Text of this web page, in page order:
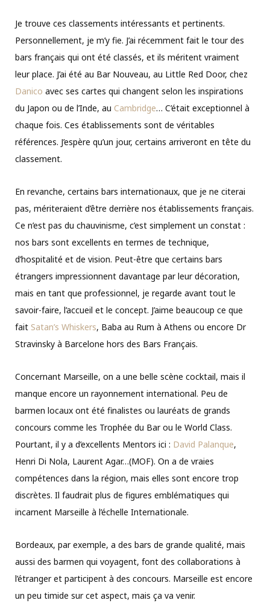
Je trouve ces classements intéressants et pertinents.
Personnellement, je m’y fie. J’ai récemment fait le tour des
bars français qui ont été classés, et ils méritent vraiment
leur place. J’ai été au Bar Nouveau, au Little Red Door, chez
Danico avec ses cartes qui changent selon les inspirations
du Japon ou de l’Inde, au Cambridge… C’était exceptionnel à
chaque fois. Ces établissements sont de véritables
références. J’espère qu’un jour, certains arriveront en tête du
classement.
En revanche, certains bars internationaux, que je ne citerai
pas, mériteraient d’être derrière nos établissements français.
Ce n’est pas du chauvinisme, c’est simplement un constat :
nos bars sont excellents en termes de technique,
d’hospitalité et de vision. Peut-être que certains bars
étrangers impressionnent davantage par leur décoration,
mais en tant que professionnel, je regarde avant tout le
savoir-faire, l’accueil et le concept. J’aime beaucoup ce que
fait Satan’s Whiskers, Baba au Rum à Athens ou encore Dr
Stravinsky à Barcelone hors des Bars Français.
Concernant Marseille, on a une belle scène cocktail, mais il
manque encore un rayonnement international. Peu de
barmen locaux ont été finalistes ou lauréats de grands
concours comme les Trophée du Bar ou le World Class.
Pourtant, il y a d’excellents Mentors ici : David Palanque,
Henri Di Nola, Laurent Agar…(MOF). On a de vraies
compétences dans la région, mais elles sont encore trop
discrètes. Il faudrait plus de figures emblématiques qui
incarnent Marseille à l’échelle Internationale.
Bordeaux, par exemple, a des bars de grande qualité, mais
aussi des barmen qui voyagent, font des collaborations à
l’étranger et participent à des concours. Marseille est encore
un peu timide sur cet aspect, mais ça va venir.